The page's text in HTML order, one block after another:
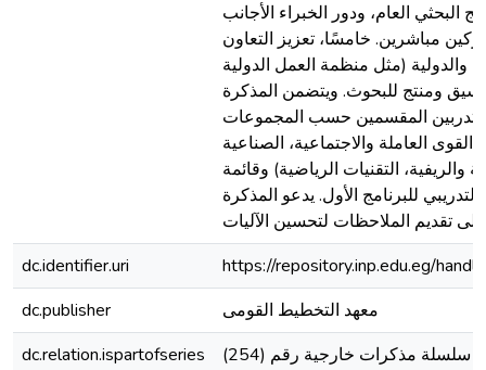
البحثي العام، ودور الخبراء الأجانب
مباشرين. خامسًا، تعزيز التعاون
والدولية (مثل منظمة العمل الدولية
ومنتج للبحوث. ويتضمن المذكرة
المقسمين حسب المجموعات
القوى العاملة والاجتماعية، الصناعية
والريفية، التقنيات الرياضية) وقائمة
للبرنامج الأول. يدعو المذكرة
dc.identifier.uri
https://repository.inp.edu.eg/
dc.publisher
معهد التخطيط القومى
dc.relation.ispartofseries
سلسلة مذكرات خارجية رقم (254)